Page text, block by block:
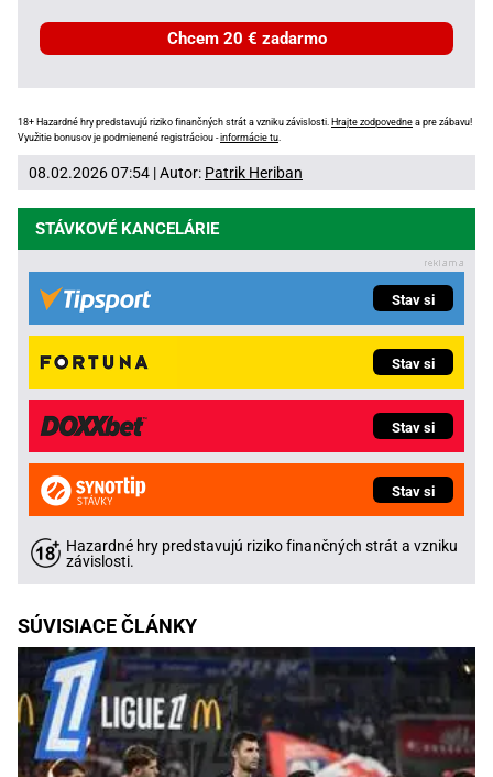
Chcem 20 € zadarmo
18+ Hazardné hry predstavujú riziko finančných strát a vzniku závislosti. Hrajte zodpovedne a pre zábavu!
Využitie bonusov je podmienené registráciou -informácie tu
08.02.2026 07:54 | Autor: Patrik Heriban
STÁVKOVÉ KANCELÁRIE
Stav si
Stav si
Stav si
Stav si
Hazardné hry predstavujú riziko finančných strát a vzniku
závislosti.
SÚVISIACE ČLÁNKY